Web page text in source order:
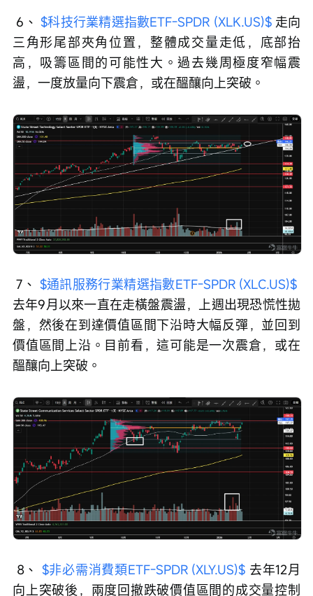
6、 $科技行業精選指數ETF-SPDR (XLK.US)$ 走向
三角形尾部夾角位置，整體成交量走低，底部抬
高，吸籌區間的可能性大。過去幾周極度窄幅震
盪，一度放量向下震倉，或在醞釀向上突破。
7、 $通訊服務行業精選指數ETF-SPDR (XLC.US)$
去年9月以來一直在走橫盤震盪，上週出現恐慌性拋
盤，然後在到達價值區間下沿時大幅反彈，並回到
價值區間上沿。目前看，這可能是一次震倉，或在
醞釀向上突破。
8、 $非必需消費類ETF-SPDR (XLY.US)$ 去年12月
向上突破後，兩度回撤跌破價值區間的成交量控制